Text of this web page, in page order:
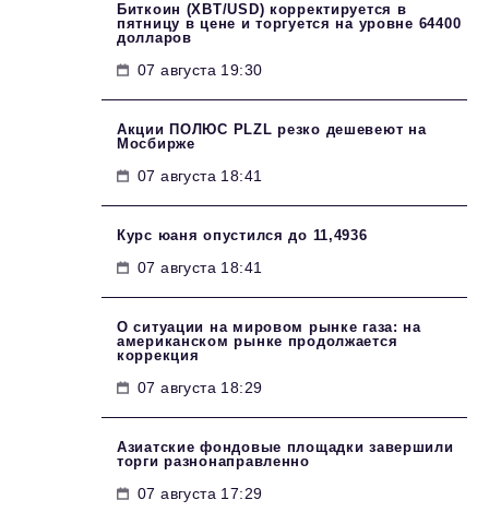
Биткоин (XBT/USD) корректируется в
пятницу в цене и торгуется на уровне 64400
долларов
07 августа 19:30
Акции ПОЛЮС PLZL резко дешевеют на
Мосбирже
07 августа 18:41
Курс юаня опустился до 11,4936
07 августа 18:41
О ситуации на мировом рынке газа: на
американском рынке продолжается
коррекция
07 августа 18:29
Азиатские фондовые площадки завершили
торги разнонаправленно
07 августа 17:29